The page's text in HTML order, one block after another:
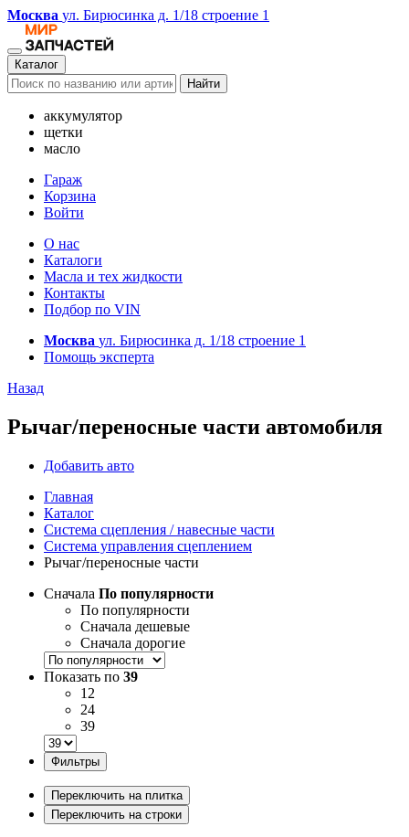
Москва ул. Бирюсинка д. 1/18 строение 1
Каталог
Найти
аккумулятор
щетки
масло
Гараж
Корзина
Войти
О нас
Каталоги
Масла и тех жидкости
Контакты
Подбор по VIN
Москва ул. Бирюсинка д. 1/18 строение 1
Помощь эксперта
Назад
Рычаг/переносные части автомобиля
Добавить авто
Главная
Каталог
Система сцепления / навесные части
Система управления сцеплением
Рычаг/переносные части
Сначала По популярности
По популярности
Сначала дешевые
Сначала дорогие
Показать по 39
12
24
39
Фильтры
Переключить на плитка
Переключить на строки